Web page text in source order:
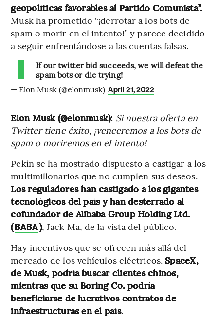
geopolíticas favorables al Partido Comunista”.
Musk ha prometido “¡derrotar a los bots de
spam o morir en el intento!” y parece decidido
a seguir enfrentándose a las cuentas falsas.
If our twitter bid succeeds, we will defeat the
spam bots or die trying!
— Elon Musk (@elonmusk) April 21, 2022
Elon Musk (@elonmusk): Si nuestra oferta en
Twitter tiene éxito, ¡venceremos a los bots de
spam o moriremos en el intento!
Pekín se ha mostrado dispuesto a castigar a los
multimillonarios que no cumplen sus deseos.
Los reguladores han castigado a los gigantes
tecnológicos del país y han desterrado al
cofundador de Alibaba Group Holding Ltd.
(BABA), Jack Ma, de la vista del público.
Hay incentivos que se ofrecen más allá del
mercado de los vehículos eléctricos. SpaceX,
de Musk, podría buscar clientes chinos,
mientras que su Boring Co. podría
beneficiarse de lucrativos contratos de
infraestructuras en el país.